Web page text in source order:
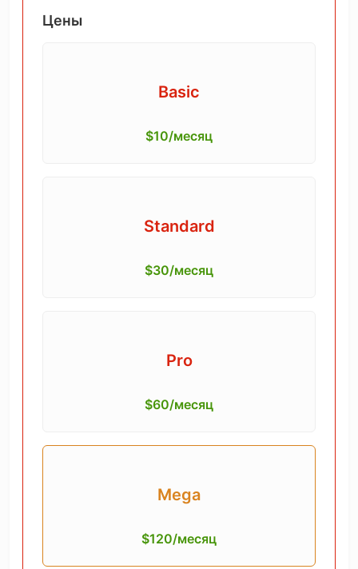
Цены
Basic
$10/месяц
Standard
$30/месяц
Pro
$60/месяц
Mega
$120/месяц